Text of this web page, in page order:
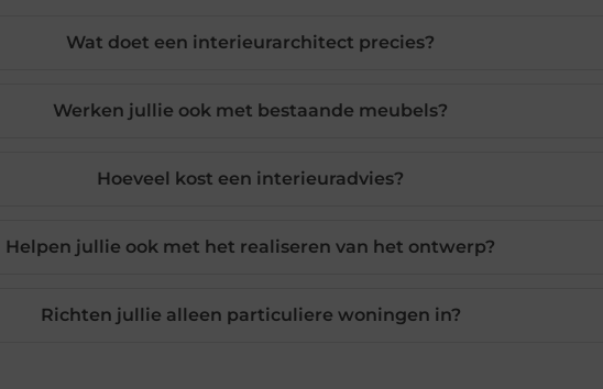
Wat doet een interieurarchitect precies?
Werken jullie ook met bestaande meubels?
Hoeveel kost een interieuradvies?
Helpen jullie ook met het realiseren van het ontwerp?
Richten jullie alleen particuliere woningen in?